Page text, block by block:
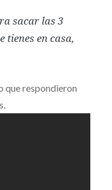
sacar las 3
tienes en casa,
que respondieron